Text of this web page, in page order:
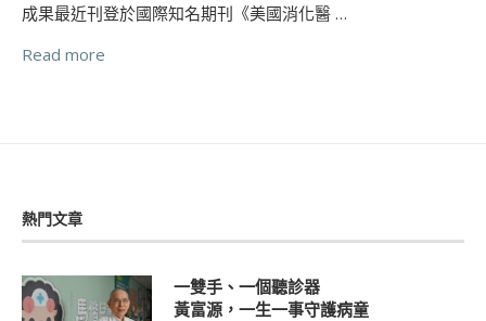
成果最近刊登於國際知名期刊《美國消化醫 …
Read more
熱門文章
一雙手、一個聽診器
黃富源，一生一事守護病童